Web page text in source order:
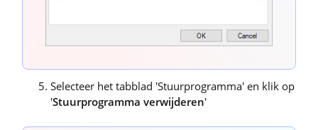
Selecteer het tabblad 'Stuurprogramma' en klik op
'Stuurprogramma verwijderen'